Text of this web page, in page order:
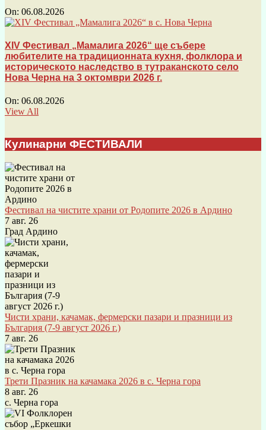
On: 06.08.2026
XIV Фестивал „Мамалига 2026“ ще събере
любителите на традиционната кухня, фолклора и
историческото наследство в тутраканското село
Нова Черна на 3 октомври 2026 г.
On: 06.08.2026
View All
Кулинарни ФЕСТИВАЛИ
Фестивал на чистите храни от Родопите 2026 в Ардино
7 авг. 26
Град Ардино
Чисти храни, качамак, фермерски пазари и празници из
България (7-9 август 2026 г.)
7 авг. 26
Трети Празник на качамака 2026 в с. Черна гора
8 авг. 26
с. Черна гора